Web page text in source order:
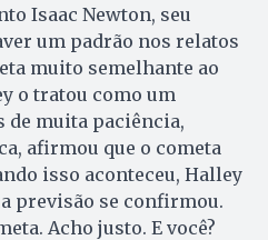
Isaac Newton, seu
um padrão nos relatos
muito semelhante ao
o tratou como um
de muita paciência,
afirmou que o cometa
isso aconteceu, Halley
previsão se confirmou.
Acho justo. E você?